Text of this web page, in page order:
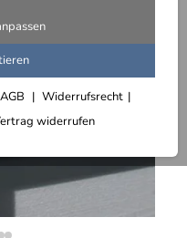
AGB
Widerrufsrecht
widerrufen